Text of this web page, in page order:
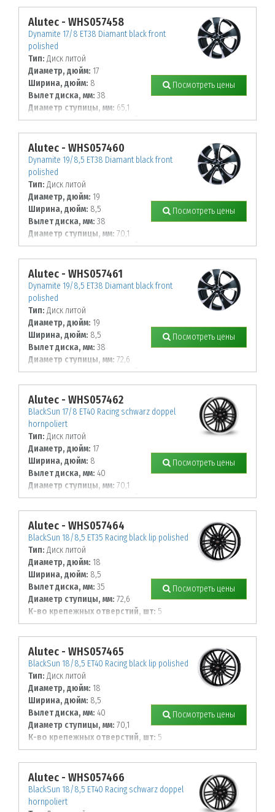
Диаметр располож. отверстий, мм:
100
Alutec - WHS057458
Dynamite 17/8 ET38 Diamant black front
polished
Тип: Диск литой
Диаметр, дюйм: 17
Ширина, дюйм: 8
Вылет диска, мм: 38
Диаметр ступицы, мм: 65,1
К-во крепежных отверстий, шт:5
Диаметр располож. отверстий, мм:
110
Посмотреть цены
Alutec - WHS057460
Dynamite 19/8,5 ET38 Diamant black front
polished
Тип: Диск литой
Диаметр, дюйм: 19
Ширина, дюйм: 8,5
Вылет диска, мм: 38
Диаметр ступицы, мм: 70,1
К-во крепежных отверстий, шт:5
Диаметр располож. отверстий, мм:
114,3
Посмотреть цены
Alutec - WHS057461
Dynamite 19/8,5 ET38 Diamant black front
polished
Тип: Диск литой
Диаметр, дюйм: 19
Ширина, дюйм: 8,5
Вылет диска, мм: 38
Диаметр ступицы, мм: 72,6
К-во крепежных отверстий, шт:5
Диаметр располож. отверстий, мм:
120
Посмотреть цены
Alutec - WHS057462
BlackSun 17/8 ET40 Racing schwarz doppel
hornpoliert
Тип: Диск литой
Диаметр, дюйм: 17
Ширина, дюйм: 8
Вылет диска, мм: 40
Диаметр ступицы, мм: 70,1
К-во крепежных отверстий, шт:5
Диаметр располож. отверстий, мм:
114,3
Посмотреть цены
Alutec - WHS057464
BlackSun 18/8,5 ET35 Racing black lip polished
Тип: Диск литой
Диаметр, дюйм: 18
Ширина, дюйм: 8,5
Вылет диска, мм: 35
Диаметр ступицы, мм: 72,6
К-во крепежных отверстий, шт: 5
Диаметр располож. отверстий, мм:
120
Посмотреть цены
Alutec - WHS057465
BlackSun 18/8,5 ET40 Racing black lip polished
Тип: Диск литой
Диаметр, дюйм: 18
Ширина, дюйм: 8,5
Вылет диска, мм: 40
Диаметр ступицы, мм: 70,1
К-во крепежных отверстий, шт: 5
Диаметр располож. отверстий, мм:
108
Посмотреть цены
Alutec - WHS057466
BlackSun 18/8,5 ET40 Racing schwarz doppel
hornpoliert